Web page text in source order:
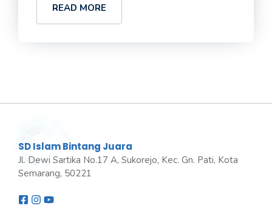
READ MORE
SD Islam Bintang Juara
Jl. Dewi Sartika No.17 A, Sukorejo, Kec. Gn. Pati, Kota
Semarang, 50221